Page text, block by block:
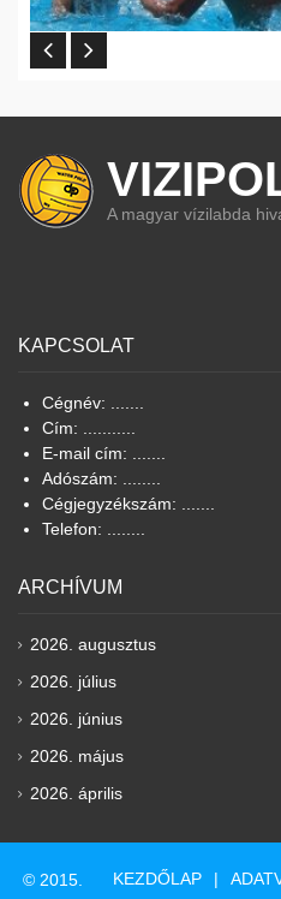
A magyar vízilabda
KAPCSOLAT
Cégnév: .......
Cím: ...........
E-mail cím: .......
Adószám: ........
Cégjegyzékszám: .......
Telefon: ........
ARCHÍVUM
2026. augusztus
2026. július
2026. június
2026. május
2026. április
© 2015. KEZDŐLAP